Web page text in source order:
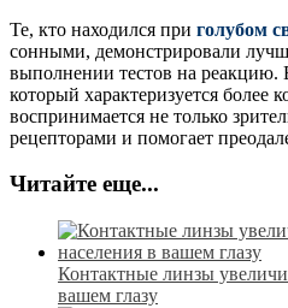
Те, кто находился при голубом
сонными, демонстрировали
выполнении тестов на реакцию.
который характеризуется более
воспринимается не только
рецепторами и помогает
Читайте еще...
Контактные линзы
вашем глазу